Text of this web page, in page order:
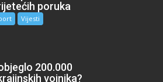
poruka
Vijesti
200.000
vojnika?